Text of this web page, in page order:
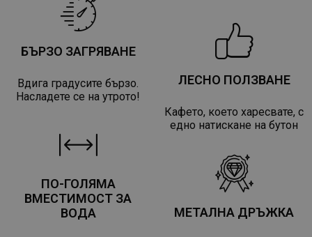
БЪРЗО ЗАГРЯВАНЕ
Вдига градусите бързо.
Насладете се на утрото!
ПО-ГОЛЯМА
ВМЕСТИМОСТ ЗА
ВОДА
ЛЕСНО ПОЛЗВАНЕ
Кафето, което харесвате, с
едно натискане на бутон
МЕТАЛНА ДРЪЖКА